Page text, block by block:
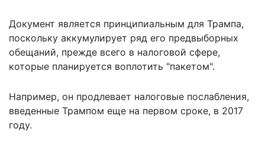
Документ является принципиальным для Трампа,
поскольку аккумулирует ряд его предвыборных
обещаний, прежде всего в налоговой сфере,
которые планируется воплотить "пакетом".
Например, он продлевает налоговые послабления,
введенные Трампом еще на первом сроке, в 2017
году.